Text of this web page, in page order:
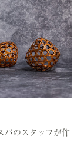
パのスタッフが作